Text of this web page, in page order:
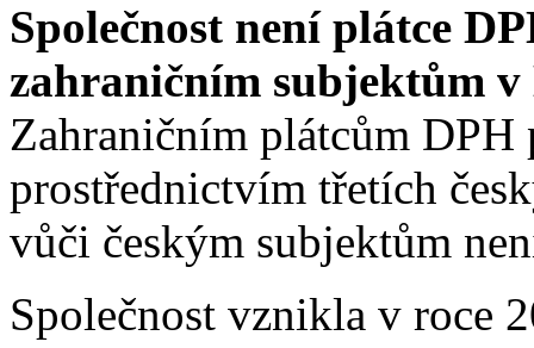
Společnost není plátce
zahraničním subjektům
Zahraničním plátcům
prostřednictvím třetích
vůči českým subjektům
Společnost vznikla v roce